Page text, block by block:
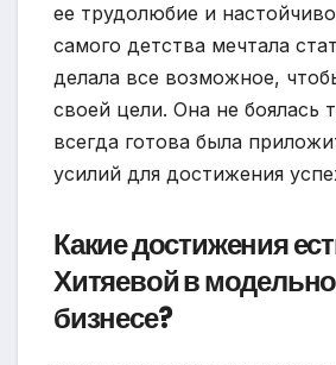
ее трудолюбие и
самого детства мечтала
делала все возможное,
своей цели. Она не боялась
всегда готова была
усилий для достижения
Какие достижения
Хитяевой в
бизнесе?